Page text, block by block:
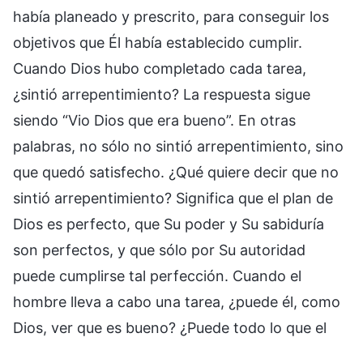
había planeado y prescrito, para conseguir los
objetivos que Él había establecido cumplir.
Cuando Dios hubo completado cada tarea,
¿sintió arrepentimiento? La respuesta sigue
siendo “Vio Dios que era bueno”. En otras
palabras, no sólo no sintió arrepentimiento, sino
que quedó satisfecho. ¿Qué quiere decir que no
sintió arrepentimiento? Significa que el plan de
Dios es perfecto, que Su poder y Su sabiduría
son perfectos, y que sólo por Su autoridad
puede cumplirse tal perfección. Cuando el
hombre lleva a cabo una tarea, ¿puede él, como
Dios, ver que es bueno? ¿Puede todo lo que el